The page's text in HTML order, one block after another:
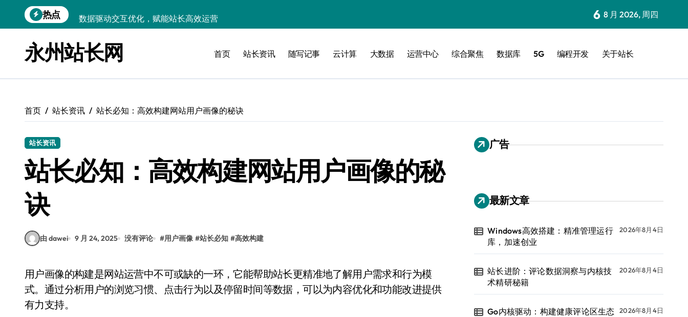
到
热点
数据驱动交互优化，赋能站长高效运营
Linux机器学习环境搭建速成指南
弹性计算赋能Android云架构性能跃迁
6 8 月 2026, 周四
永州站长网 首页 站长资讯 随写记事 云计算 大数据 运营中心 综合聚焦 数据库 5G 编程开发 关于站长
首页 站长资讯 站长必知：高效构建网站用户画像的秘诀
站长资讯
站长必知：高效构建网站用户画像的秘
诀
由 dawei 9 月 24, 2025 没有评论 #用户画像 #站长必知 #高效构建
用户画像的构建是网站运营中不可或缺的一环，它能帮助站长更精准地了解用户需求和行为模
式。通过分析用户的浏览习惯、点击行为以及停留时间等数据，可以为内容优化和功能改进提供
有力支持。
广告
最新文章
Windows高效搭建：精准管理运行
库，加速创业
2026年8月4日
站长进阶：评论数据洞察与内核技
术精研秘籍
2026年8月4日
Go内核驱动：构建健康评论区生态 2026年8月4日